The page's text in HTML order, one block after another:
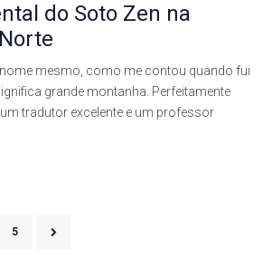
do Soto Zen na
mesmo, como me contou quando fui
grande montanha. Perfeitamente
tradutor excelente e um professor
5